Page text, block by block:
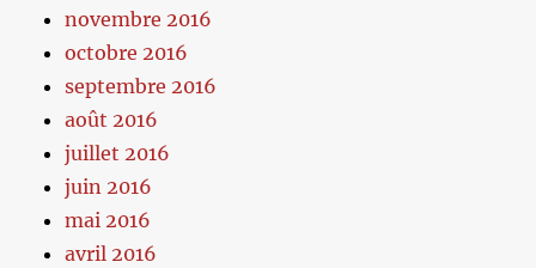
novembre 2016
octobre 2016
septembre 2016
août 2016
juillet 2016
juin 2016
mai 2016
avril 2016